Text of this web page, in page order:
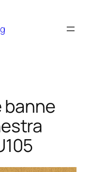
banne